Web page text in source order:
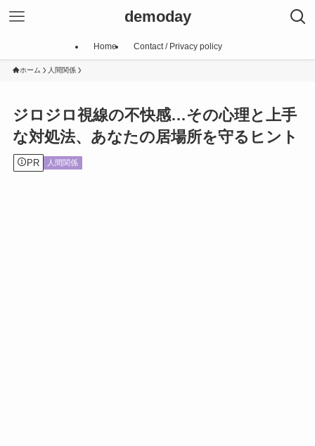
demoday
Home Contact / Privacy policy
ホーム 人間関係
ジロジロ視線の不快感…その心理と上手
な対処法、あなたの居場所を守るヒント
PR 人間関係